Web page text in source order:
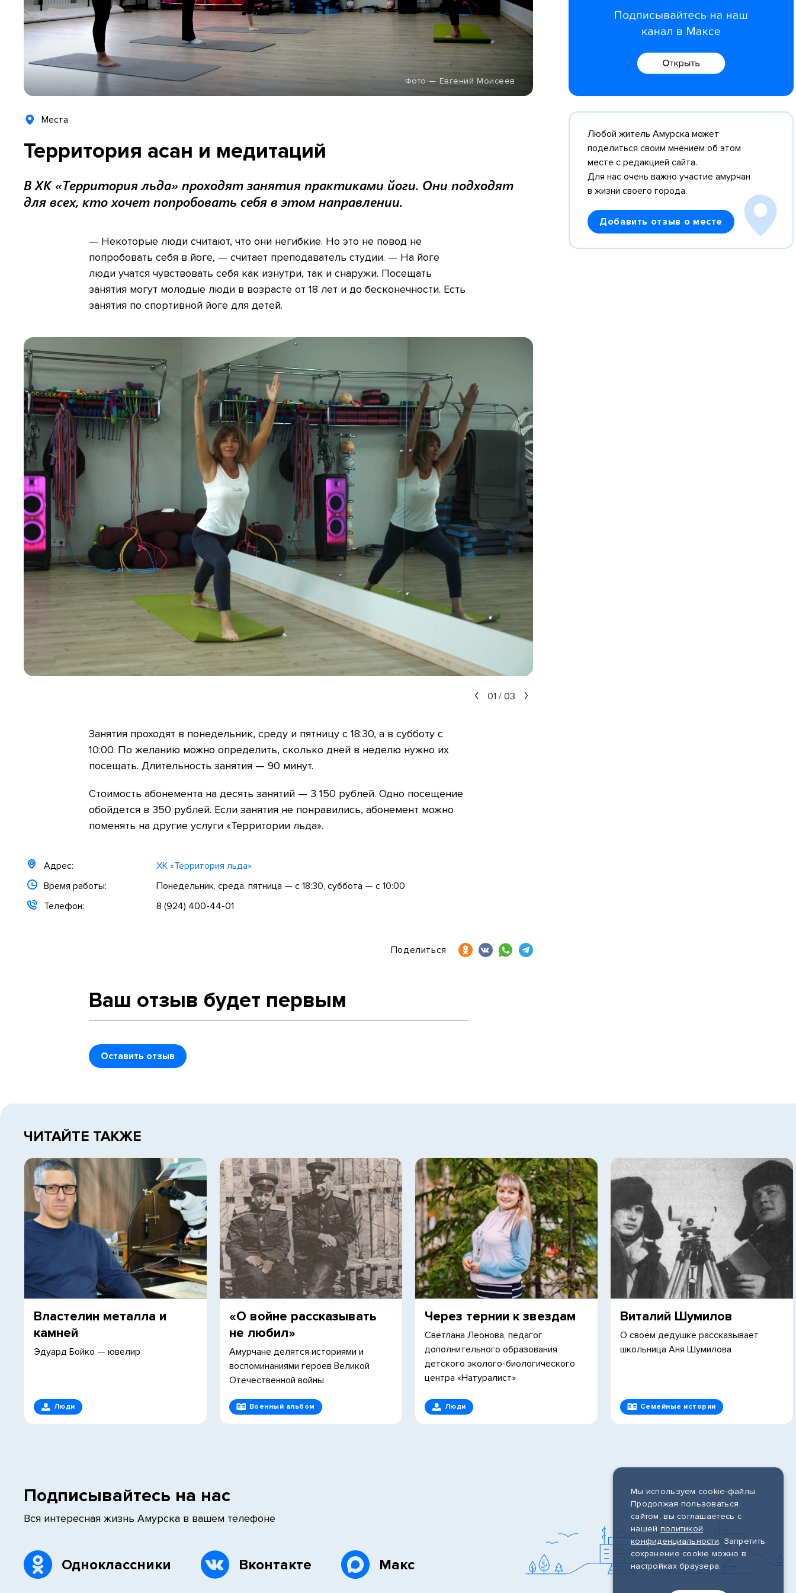
Фото — Евгений Моисеев
Места
Территория асан и медитаций
В ХК «Территория льда» проходят занятия практиками йоги. Они подходят
для всех, кто хочет попробовать себя в этом направлении.
— Некоторые люди считают, что они негибкие. Но это не повод не
попробовать себя в йоге, — считает преподаватель студии. — На йоге
люди учатся чувствовать себя как изнутри, так и снаружи. Посещать
занятия могут молодые люди в возрасте от 18 лет и до бесконечности. Есть
занятия по спортивной йоге для детей.
01 / 03
Занятия проходят в понедельник, среду и пятницу с 18:30, а в субботу с
10:00. По желанию можно определить, сколько дней в неделю нужно их
посещать. Длительность занятия — 90 минут.
Стоимость абонемента на десять занятий — 3 150 рублей. Одно посещение
обойдется в 350 рублей. Если занятия не понравились, абонемент можно
поменять на другие услуги «Территории льда».
Адрес:
ХК «Территория льда»
Время работы:
Понедельник, среда, пятница — с 18:30, суббота — с 10:00
Телефон:
8 (924) 400-44-01
Поделиться
Ваш отзыв будет первым
Оставить отзыв
Любой житель Амурска может
поделиться своим мнением об этом
месте с редакцией сайта.
Для нас очень важно участие амурчан
в жизни своего города.
Добавить отзыв о месте
ЧИТАЙТЕ ТАКЖЕ
Властелин металла и
камней
Эдуард Бойко — ювелир
Люди
«О войне рассказывать
не любил»
Амурчане делятся историями и
воспоминаниями героев Великой
Отечественной войны
Военный альбом
Через тернии к звездам
Светлана Леонова, педагог
дополнительного образования
детского эколого-биологического
центра «Натуралист»
Люди
Виталий Шумилов
О своем дедушке рассказывает
школьница Аня Шумилова
Семейные истории
Подписывайтесь на нас
Вся интересная жизнь Амурска в вашем телефоне
Одноклассники Вконтакте Макс
Мы используем cookie-файлы.
Продолжая пользоваться
сайтом, вы соглашаетесь с
нашей политикой
конфиденциальности. Запретить
сохранение cookie можно в
настройках браузера.